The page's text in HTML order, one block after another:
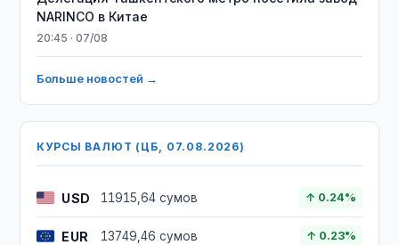
NARINCO в Китае
20:45 · 07/08
Больше новостей →
КУРСЫ ВАЛЮТ (ЦБ, 07.08.2026)
USD 11915,64 сумов ↑ 0.24%
EUR 13749,46 сумов ↑ 0.23%